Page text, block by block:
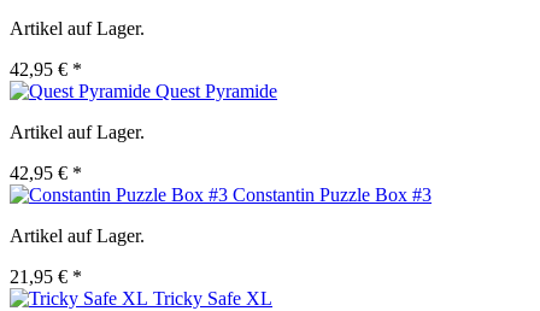
Artikel auf Lager.
42,95 € *
Quest Pyramide
Artikel auf Lager.
42,95 € *
Constantin Puzzle Box #3
Artikel auf Lager.
21,95 € *
Tricky Safe XL